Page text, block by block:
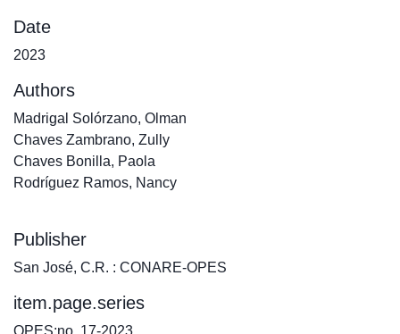
Date
2023
Authors
Madrigal Solórzano, Olman
Chaves Zambrano, Zully
Chaves Bonilla, Paola
Rodríguez Ramos, Nancy
Publisher
San José, C.R. : CONARE-OPES
item.page.series
OPES;no. 17-2023